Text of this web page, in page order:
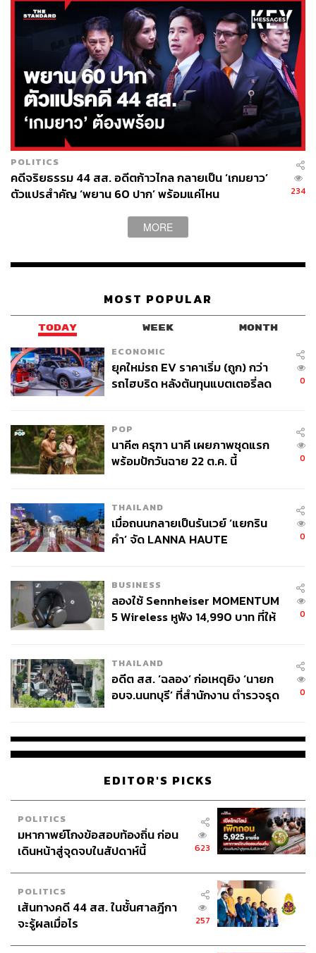
POLITICS
คดีจริยธรรม 44 สส. อดีตก้าวไกล กลายเป็น ‘เกมยาว’
ตัวแปรสำคัญ ‘พยาน 60 ปาก’ พร้อมแค่ไหน
234
MORE
MOST POPULAR
TODAY WEEK MONTH
ECONOMIC
ยุคใหม่รถ EV ราคาเริ่ม (ถูก) กว่า
รถไฮบริด หลังต้นทุนแบตเตอรี่ลด
0
POP
นาคี๓ ครุฑา นาคี เผยภาพชุดแรก
พร้อมปักวันฉาย 22 ต.ค. นี้
0
THAILAND
เมื่อถนนกลายเป็นรันเวย์ ‘แยกริน
คำ’ จัด LANNA HAUTE
0
BUSINESS
ลองใช้ Sennheiser MOMENTUM
5 Wireless หูฟัง 14,990 บาท ที่ให้
0
THAILAND
อดีต สส. ‘ฉลอง’ ก่อเหตุยิง ‘นายก
อบจ.นนทบุรี’ ที่สำนักงาน ตำรวจรุด
0
EDITOR'S PICKS
POLITICS
มหากาพย์โกงข้อสอบท้องถิ่น ก่อน
เดินหน้าสู่จุดจบในสัปดาห์นี้
623
POLITICS
เส้นทางคดี 44 สส. ในชั้นศาลฎีกา
จะรู้ผลเมื่อไร
257